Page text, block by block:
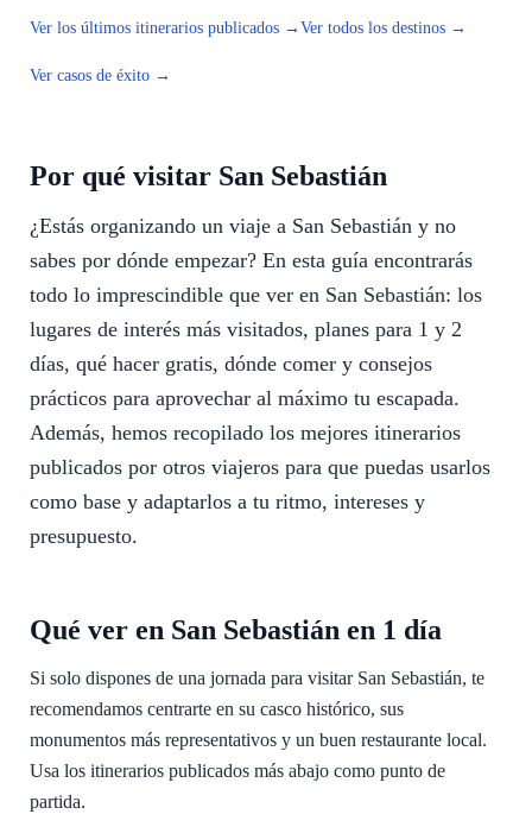
Ver los últimos itinerarios publicados → Ver todos los destinos →
Ver casos de éxito →
Por qué visitar San Sebastián
¿Estás organizando un viaje a San Sebastián y no
sabes por dónde empezar? En esta guía encontrarás
todo lo imprescindible que ver en San Sebastián: los
lugares de interés más visitados, planes para 1 y 2
días, qué hacer gratis, dónde comer y consejos
prácticos para aprovechar al máximo tu escapada.
Además, hemos recopilado los mejores itinerarios
publicados por otros viajeros para que puedas usarlos
como base y adaptarlos a tu ritmo, intereses y
presupuesto.
Qué ver en San Sebastián en 1 día
Si solo dispones de una jornada para visitar San Sebastián, te
recomendamos centrarte en su casco histórico, sus
monumentos más representativos y un buen restaurante local.
Usa los itinerarios publicados más abajo como punto de
partida.